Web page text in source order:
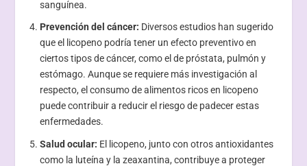
sanguínea.
Prevención del cáncer: Diversos estudios han sugerido
que el licopeno podría tener un efecto preventivo en
ciertos tipos de cáncer, como el de próstata, pulmón y
estómago. Aunque se requiere más investigación al
respecto, el consumo de alimentos ricos en licopeno
puede contribuir a reducir el riesgo de padecer estas
enfermedades.
Salud ocular: El licopeno, junto con otros antioxidantes
como la luteína y la zeaxantina, contribuye a proteger